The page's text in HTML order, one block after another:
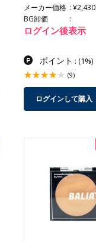
メーカー価格
¥2,430
BG卸価
ログイン後表示
ポイント : (1%)
(9)
ログインして購入